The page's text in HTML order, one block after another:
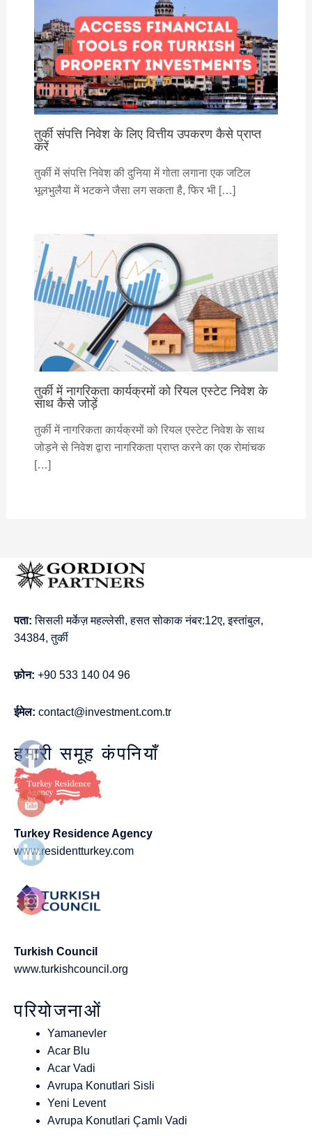
तुर्की संपत्ति निवेश के लिए वित्तीय उपकरण कैसे प्राप्त
करें
तुर्की में संपत्ति निवेश की दुनिया में गोता लगाना एक जटिल
भूलभुलैया में भटकने जैसा लग सकता है, फिर भी […]
तुर्की में नागरिकता कार्यक्रमों को रियल एस्टेट निवेश के
साथ कैसे जोड़ें
तुर्की में नागरिकता कार्यक्रमों को रियल एस्टेट निवेश के साथ
जोड़ने से निवेश द्वारा नागरिकता प्राप्त करने का एक रोमांचक
[…]
पता: सिसली मर्केज़ महल्लेसी, हसत सोकाक नंबर:12ए, इस्तांबुल,
34384, तुर्की
फ़ोन: +90 533 140 04 96
ईमेल: contact@investment.com.tr
हमारी समूह कंपनियाँ
Turkey Residence Agency
www.residentturkey.com
Turkish Council
www.turkishcouncil.org
परियोजनाओं
Yamanevler
Acar Blu
Acar Vadi
Avrupa Konutlari Sisli
Yeni Levent
Avrupa Konutlari Çamlı Vadi